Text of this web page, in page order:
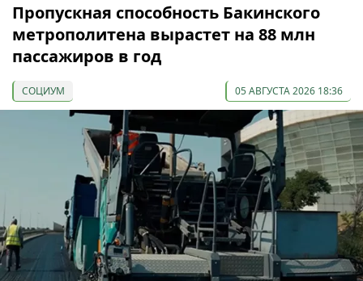
Пропускная способность Бакинского
метрополитена вырастет на 88 млн
пассажиров в год
СОЦИУМ 05 АВГУСТА 2026 18:36